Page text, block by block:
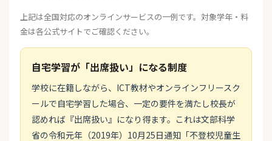
上記は全国対応のオンラインサービスの一例です。対象学年・料
金は各公式サイトでご確認ください。
自宅学習が「出席扱い」になる制度
学校に在籍しながら、ICT教材やオンラインフリースク
ールで自宅学習した場合、一定の要件を満たし校長が
認めれば『出席扱い』になり得ます。これは文部科学
省の令和元年（2019年）10月25日通知「不登校児童生